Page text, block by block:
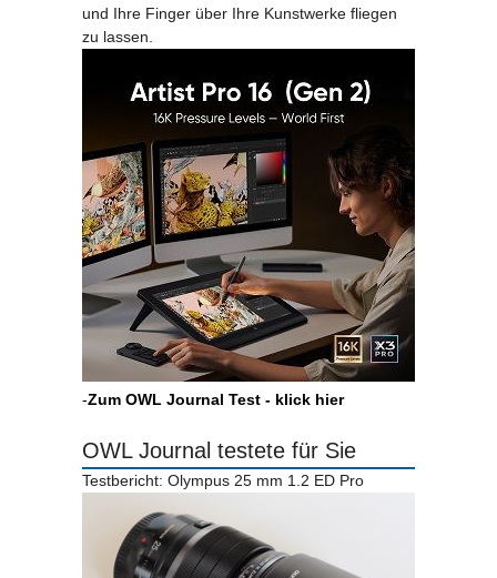
und Ihre Finger über Ihre Kunstwerke fliegen
zu lassen.
-Zum OWL Journal Test - klick hier
OWL Journal testete für Sie
Testbericht: Olympus 25 mm 1.2 ED Pro